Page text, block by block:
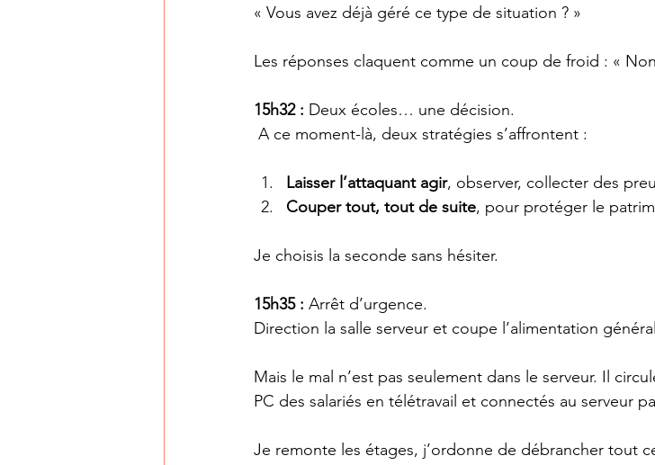
« Vous avez déjà géré ce type de situation ? »
Les réponses claquent comme un coup de froid : «
15h32 : Deux écoles… une décision.
A ce moment-là, deux stratégies s’affrontent :
Laisser l’attaquant agir, observer, collecter des
Couper tout, tout de suite, pour protéger le
Je choisis la seconde sans hésiter.
15h35 : Arrêt d’urgence.
Direction la salle serveur et coupe l’alimentation
Mais le mal n’est pas seulement dans le serveur. Il
PC des salariés en télétravail et connectés au serveur
Je remonte les étages, j’ordonne de débrancher tout